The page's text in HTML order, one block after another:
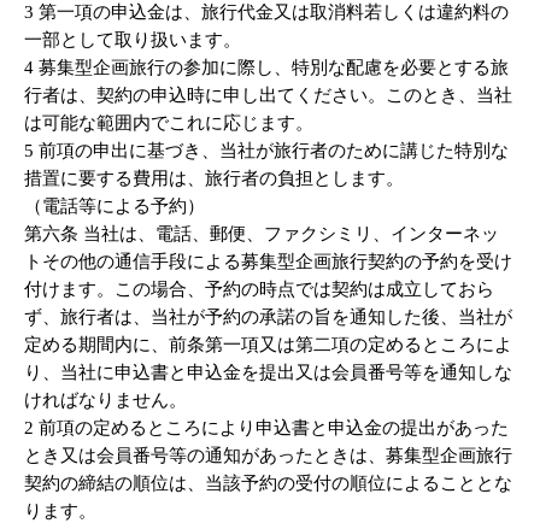
3 第一項の申込金は、旅行代金又は取消料若しくは違約料の
一部として取り扱います。
4 募集型企画旅行の参加に際し、特別な配慮を必要とする旅
行者は、契約の申込時に申し出てください。このとき、当社
は可能な範囲内でこれに応じます。
5 前項の申出に基づき、当社が旅行者のために講じた特別な
措置に要する費用は、旅行者の負担とします。
（電話等による予約）
第六条 当社は、電話、郵便、ファクシミリ、インターネッ
トその他の通信手段による募集型企画旅行契約の予約を受け
付けます。この場合、予約の時点では契約は成立しておら
ず、旅行者は、当社が予約の承諾の旨を通知した後、当社が
定める期間内に、前条第一項又は第二項の定めるところによ
り、当社に申込書と申込金を提出又は会員番号等を通知しな
ければなりません。
2 前項の定めるところにより申込書と申込金の提出があった
とき又は会員番号等の通知があったときは、募集型企画旅行
契約の締結の順位は、当該予約の受付の順位によることとな
ります。